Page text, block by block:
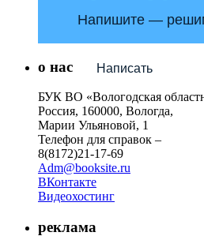
Напишите —
Написать
о нас
БУК ВО «Вологодская
Россия, 160000, Вологда,
Марии Ульяновой, 1
Телефон для справок –
8(8172)21-17-69
Adm@booksite.ru
ВКонтакте
Видеохостинг
реклама